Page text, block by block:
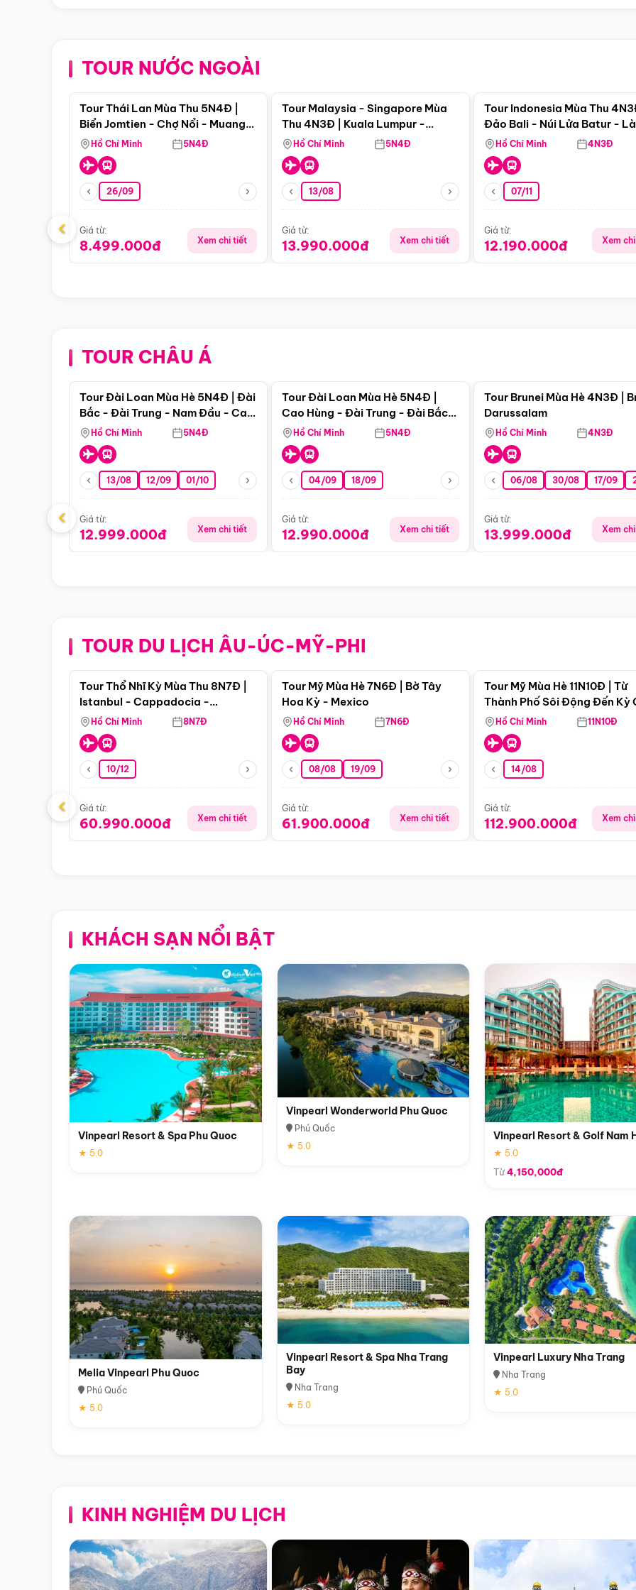
TOUR NƯỚC NGOÀI
Điểm nổi bật
Tour Thái Lan Mùa Thu 5N4Đ |
Biển Jomtien - Chợ Nổi - Muang
Boran - Suanthai
Hồ Chí Minh 5N4Đ
26/09
Giá từ:
8.499.000đ Xem chi tiết
Tour Malaysia - Singapore Mùa
Thu 4N3Đ | Kuala Lumpur -
Malacca - Johor Baru -
Singapore
Hồ Chí Minh 5N4Đ
13/08
Giá từ:
13.990.000đ Xem chi tiết
Tour Indonesia Mùa Thu
Đảo Bali - Núi Lửa Batur -
Penglipuran
Hồ Chí Minh 4N3Đ
07/11
Giá từ:
12.190.000đ Xem
‹
TOUR CHÂU ÁĐiểm nổi bật
Tour Đài Loan Mùa Hè 5N4Đ | Đài
Bắc - Đài Trung - Nam Đầu - Cao
Hùng ( Bay Vn)
Hồ Chí Minh 5N4Đ
13/08 12/09 01/10
Giá từ:
12.999.000đ Xem chi tiết
Tour Đài Loan Mùa Hè 5N4Đ |
Cao Hùng - Đài Trung - Đài Bắc
(Bay Vj)
Hồ Chí Minh 5N4Đ
04/09 18/09
Giá từ:
12.990.000đ Xem chi tiết
Tour Brunei Mùa Hè 4N3Đ |
Darussalam
Hồ Chí Minh 4N3Đ
06/08 30/08 17/09
Giá từ:
13.999.000đ Xem
‹
TOUR DU LỊCH ÂU-ÚC-MỸ-PHI
Điểm nổi bật
Tour Thổ Nhĩ Kỳ Mùa Thu 8N7Đ |
Istanbul - Cappadocia -
Pamukkale
Hồ Chí Minh 8N7Đ
10/12
Giá từ:
60.990.000đ Xem chi tiết
Tour Mỹ Mùa Hè 7N6Đ | Bờ Tây
Hoa Kỳ - Mexico
Hồ Chí Minh 7N6Đ
08/08 19/09
Giá từ:
61.900.000đ Xem chi tiết
Tour Mỹ Mùa Hè 11N10Đ | Từ
Thành Phố Sôi Động Đến Kỳ
Thiên Nhiên Mỹ
Hồ Chí Minh 11N10Đ
14/08
Giá từ:
112.900.000đ Xem
‹
KHÁCH SẠN NỔI BẬT
Vinpearl Resort & Spa Phu Quoc
★ 5.0
Vinpearl Wonderworld Phu Quoc
Phú Quốc
★ 5.0
Vinpearl Resort & Golf Nam
★ 5.0
Từ4,150,000đ
Melia Vinpearl Phu Quoc
Phú Quốc
★ 5.0
Vinpearl Resort & Spa Nha Trang
Bay
Nha Trang
★ 5.0
Vinpearl Luxury Nha Trang
Nha Trang
★ 5.0
KINH NGHIỆM DU LỊCH